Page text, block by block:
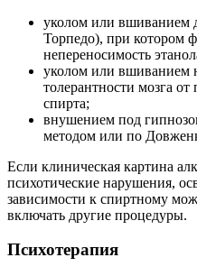
уколом или вшиванием
Торпедо), при котором
непереносимость
уколом или вшиванием
толерантности мозга
спирта;
внушением под
методом или по
Если клиническая картина
психотические нарушения,
зависимости к спиртному
включать другие процедуры.
Психотерапия